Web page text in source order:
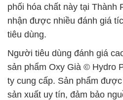
phối hóa chất này tại Thành
nhận được nhiều đánh giá
tiêu dùng.
Người tiêu dùng đánh giá
sản phẩm Oxy Già © Hydro
ty cung cấp. Sản phẩm
sản xuất uy tín, đảm bảo